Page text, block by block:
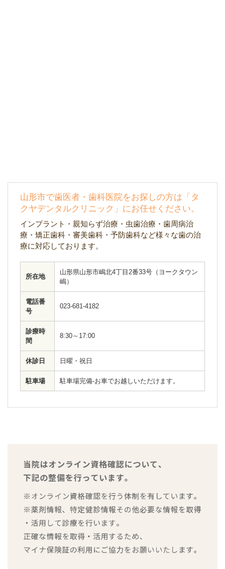
山形市で歯医者・歯科医院をお探しの方は「タ
クヤデンタルクリニック」にお任せください。
インプラント・親知らず治療・虫歯治療・歯周病治
療・矯正歯科・審美歯科・予防歯科など様々な歯の治
療に対応しております。
所在地
山形県山形市嶋北4丁目2番33号（ヨークタウン
嶋）
電話番
号
023-681-4182
診療時
間
8:30～17:00
休診日 日曜・祝日
駐車場 駐車場完備-お車でお越しいただけます。